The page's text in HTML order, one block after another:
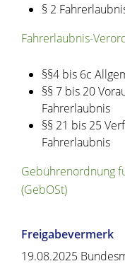
§ 2
Fahrerlaubnis-
§§4 bis 6c
§§ 7 bis 20
Fahrerlaubnis
§§ 21 bis 25
Fahrerlaubnis
Gebührenordnung
(GebOSt)
Freigabevermerk
19.08.2025